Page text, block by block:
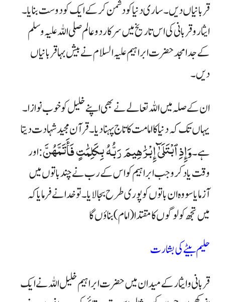
قربانیاں دیں۔ ساری دنیا کو دشمن کر کے ایک کو دوست بنایا۔
ایثار و قربانی کی اس تاریخ میں سرکار دو عالم صلی اللہ علیہ وسلم
کے جد امجد حضرت ابراہیم علیہ السلام نے بیش بہا قربانیاں
دیں۔
ان کے صلہ میں اللہ تعالے نے بھی اپنے خلیل کو خوب نوازا۔
یہاں تک کہ دنیا کا امامت کا تاج پہنا دیا ۔ قرآن مجید شہادت دیتا
ہے ۔وَإِذِ ٱبْتَلَىٰٓ إِبْرَٰهِیمَ رَبُّهُ بِكَلِمَٰتٍ فَأَتَمَّهُنَّ: اور
وقت یاد کرو جب ابراہیم کو اس کے رب نے چند باتوں میں
آزمایا سو وہ ان باتوں کو پوری طرح بجالایا ۔ تو خدا نے فرمایا کہ
میں تجھ کو لوگوں کا مقتدا (امام) بناؤں گا
حلیم بیٹے کی بشارت
قربانی وایثار کےمیدان میں حضرت ابراہیم خلیل اللہ نے ایک